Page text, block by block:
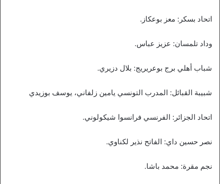
اتحاد بسكر: معز بوعكاز.
وداد تلمسان: عزيز عباس.
شباب أهلي برج بوعريريج: بلال دزيري.
شبيبة القبائل: المدرب التونسي يامين زلفاني، يوسف بوزيدي
اتحاد الجزائر: الفرنسي فرانسوا شيكولوني.
نصر حسين داي: الفاتح نذير لكناوي.
نجم مقرة: محمد باشا.